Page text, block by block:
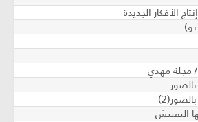
الأفكار الجديدة
مجلة مهدي
التفتيش